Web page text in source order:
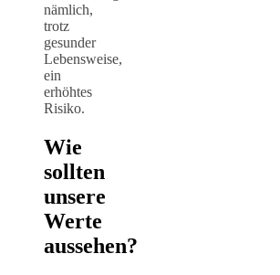
nämlich,
trotz
gesunder
Lebensweise,
ein
erhöhtes
Risiko.
Wie
sollten
unsere
Werte
aussehen?